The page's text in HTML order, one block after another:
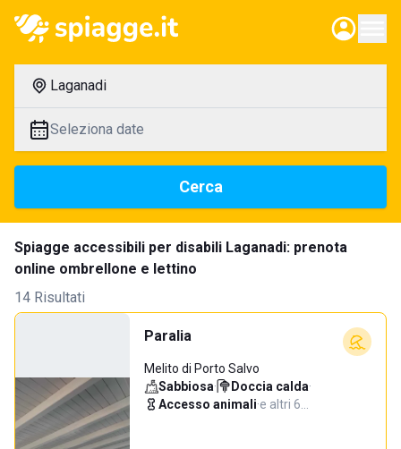
Laganadi
Seleziona date
Cerca
Spiagge accessibili per disabili Laganadi: prenota
online ombrellone e lettino
14 Risultati
Paralia
Melito di Porto Salvo
Sabbiosa· Doccia calda·
Accesso animali·e altri 6…